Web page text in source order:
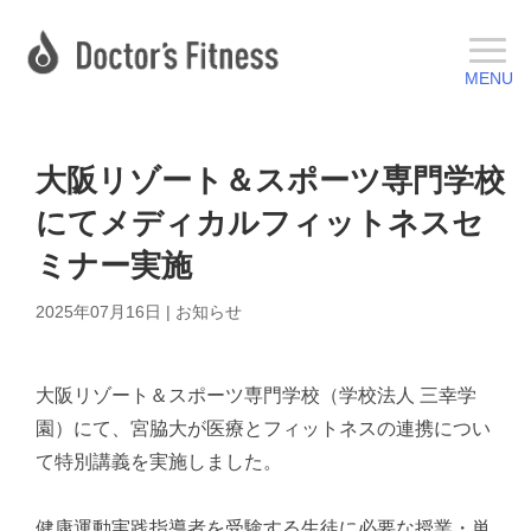
大阪リゾート＆スポーツ専門学校
にてメディカルフィットネスセ
ミナー実施
2025年07月16日 | お知らせ
大阪リゾート＆スポーツ専門学校（学校法人 三幸学
園）にて、宮脇大が医療とフィットネスの連携につい
て特別講義を実施しました。